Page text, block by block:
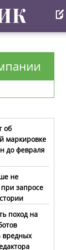
об
маркировке
до февраля
не
при запросе
поход на
вредных